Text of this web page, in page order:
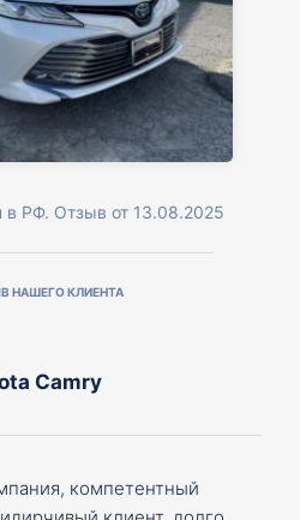
в РФ. Отзыв от 13.08.2025
НАШЕГО КЛИЕНТА
Camry
компетентный